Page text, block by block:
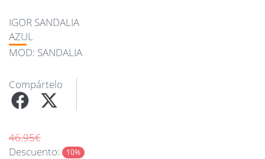
IGOR SANDALIA
AZUL
MOD: SANDALIA
Compártelo
46.95€
Descuento:
10%